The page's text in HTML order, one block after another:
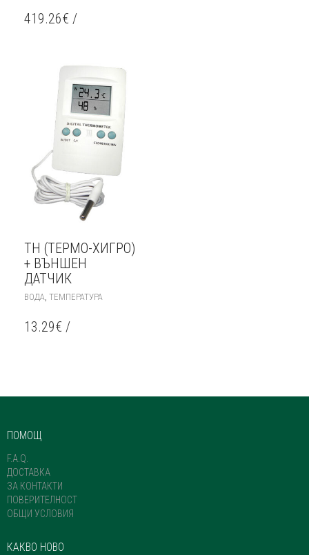
419.26€ /
TH (ТЕРМО-ХИГРО)
+ ВЪНШЕН
ДАТЧИК
ВОДА, ТЕМПЕРАТУРА
13.29€ /
ПОМОЩ
F.A.Q.
ДОСТАВКА
ЗА КОНТАКТИ
ПОВЕРИТЕЛНОСТ
ОБЩИ УСЛОВИЯ
КАКВО НОВО